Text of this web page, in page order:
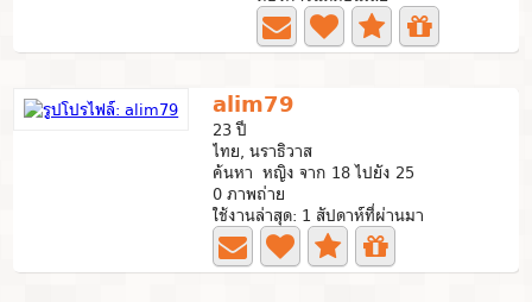
alim79
23 ปี
ไทย, นราธิวาส
ค้นหา หญิง จาก 18 ไปยัง 25
0 ภาพถ่าย
ใช้งานล่าสุด: 1 สัปดาห์ที่ผ่านมา